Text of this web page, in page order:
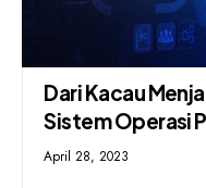
Dari Kacau
Sistem Operasi
April 28, 2023